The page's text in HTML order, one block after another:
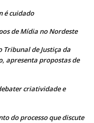
é cuidado
de Mídia no Nordeste
Tribunal de Justiça da
apresenta propostas de
criatividade e
do processo que discute